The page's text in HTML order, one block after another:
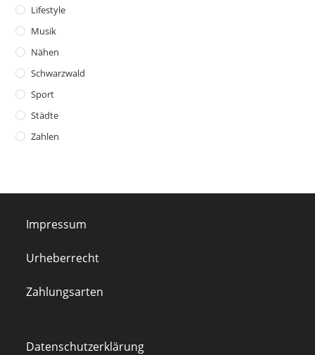
Lifestyle
Musik
Nähen
Schwarzwald
Sport
Städte
Zahlen
Impressum
Urheberrecht
Zahlungsarten
Datenschutzerklärung